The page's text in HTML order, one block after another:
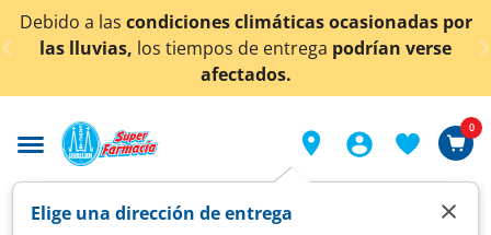
< div class="carousel-inner">
Debido a lascondiciones climáticas ocasionadas por
las lluvias,los tiempos de entregapodrían verse
afectados.
Elige una dirección de entrega ×
0